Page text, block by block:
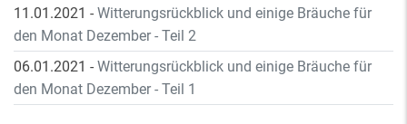
11.01.2021 - Witterungsrückblick und einige Bräuche für
den Monat Dezember - Teil 2
06.01.2021 - Witterungsrückblick und einige Bräuche für
den Monat Dezember - Teil 1